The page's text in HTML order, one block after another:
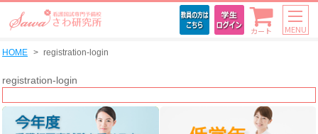
カート MENU
HOME registration-login
registration-login